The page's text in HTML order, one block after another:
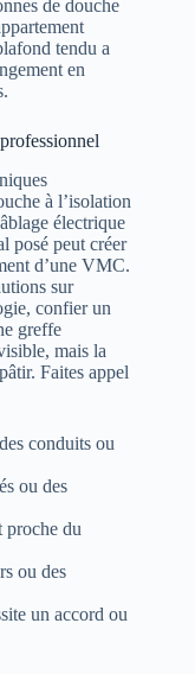
de douche
tendu a
en
à l’isolation
électrique
posé peut créer
d’une VMC.
sur
confier un
greffe
mais la
Faites appel
conduits ou
ou des
proche du
ou des
un accord ou